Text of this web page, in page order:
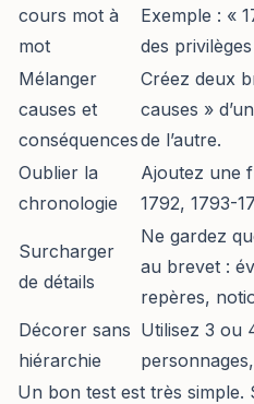
cours mot à
mot
Exemple : «
des
Mélanger
causes et
conséquences
Créez deux
causes »
de l’autre.
Oublier la
chronologie
Ajoutez une
1792, 1793-
Surcharger
de détails
Ne gardez
au brevet :
repères,
Décorer sans
hiérarchie
Utilisez 3 ou
Un bon test est très simple.